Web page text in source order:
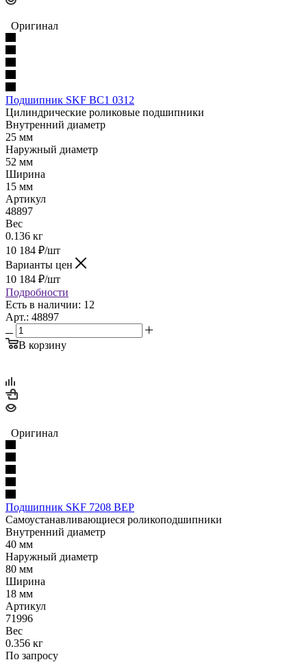
Оригинал
Подшипник SKF BC1 0312
Цилиндрические роликовые подшипники
Внутренний диаметр
25 мм
Наружный диаметр
52 мм
Ширина
15 мм
Артикул
48897
Вес
0.136 кг
10 184 ₽/шт
Варианты цен
10 184 ₽/шт
Подробности
Есть в наличии: 12
Арт.: 48897
В корзину
Оригинал
Подшипник SKF 7208 BEP
Самоустанавливающиеся роликоподшипники
Внутренний диаметр
40 мм
Наружный диаметр
80 мм
Ширина
18 мм
Артикул
71996
Вес
0.356 кг
По запросу